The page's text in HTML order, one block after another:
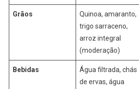
Grãos
Quinoa, amaranto,
trigo sarraceno,
arroz integral
(moderação)
Bebidas
Água filtrada, chás
de ervas, água